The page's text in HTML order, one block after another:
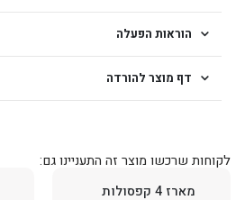
הוראות הפעלה
דף מוצר להורדה
לקוחות שרכשו מוצר זה התעניינו גם:
מארז 4 קפסולות